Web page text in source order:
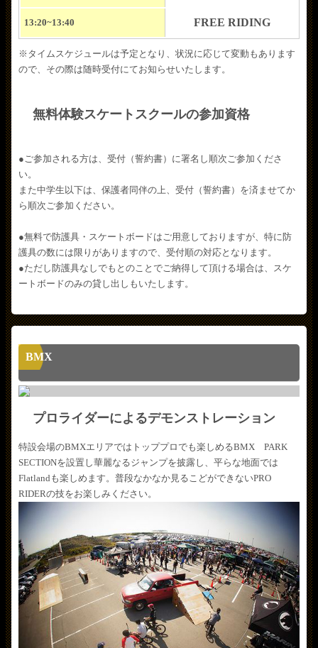
13:20~13:40 FREE RIDING
※タイムスケジュールは予定となり、状況に応じて変動もあります
ので、その際は随時受付にてお知らせいたします。
無料体験スケートスクールの参加資格
●ご参加される方は、受付（誓約書）に署名し順次ご参加くださ
い。
また中学生以下は、保護者同伴の上、受付（誓約書）を済ませてか
ら順次ご参加ください。
●無料で防護具・スケートボードはご用意しておりますが、特に防
護具の数には限りがありますので、受付順の対応となります。
●ただし防護具なしでもとのことでご納得して頂ける場合は、スケ
ートボードのみの貸し出しもいたします。
BMX
プロライダーによるデモンストレーション
特設会場のBMXエリアではトッププロでも楽しめるBMX PARK
SECTIONを設置し華麗なるジャンプを披露し、平らな地面では
Flatlandも楽しめます。普段なかなか見るこどができないPRO
RIDERの技をお楽しみください。